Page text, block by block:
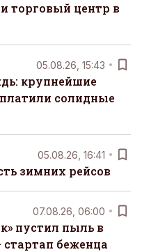
торговый центр в
05.08.26, 15:43
крупнейшие
солидные
05.08.26, 16:41
зимних рейсов
07.08.26, 06:00
пустил пыль в
беженца